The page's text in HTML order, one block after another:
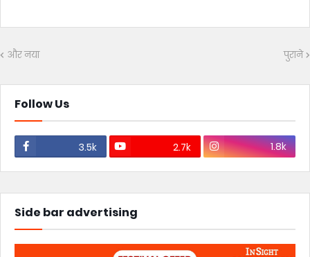
और नया पुराने
Follow Us
3.5k 2.7k 1.8k
Side bar advertising